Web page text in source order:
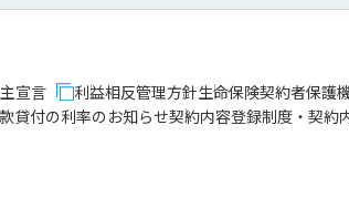
宣言 利益相反管理方針生命保険契約者保護
貸付の利率のお知らせ契約内容登録制度・契約